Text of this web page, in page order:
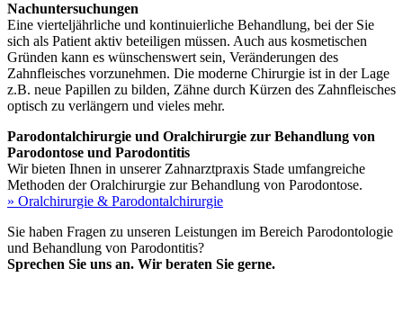
Nachuntersuchungen
Eine vierteljährliche und kontinuierliche Behandlung, bei der Sie
sich als Patient aktiv beteiligen müssen. Auch aus kosmetischen
Gründen kann es wünschenswert sein, Veränderungen des
Zahnfleisches vorzunehmen. Die moderne Chirurgie ist in der Lage
z.B. neue Papillen zu bilden, Zähne durch Kürzen des Zahnfleisches
optisch zu verlängern und vieles mehr.
Parodontalchirurgie und Oralchirurgie zur Behandlung von
Parodontose und Parodontitis
Wir bieten Ihnen in unserer Zahnarztpraxis Stade umfangreiche
Methoden der Oralchirurgie zur Behandlung von Parodontose.
» Oralchirurgie & Parodontalchirurgie
Sie haben Fragen zu unseren Leistungen im Bereich Parodontologie
und Behandlung von Parodontitis?
Sprechen Sie uns an. Wir beraten Sie gerne.